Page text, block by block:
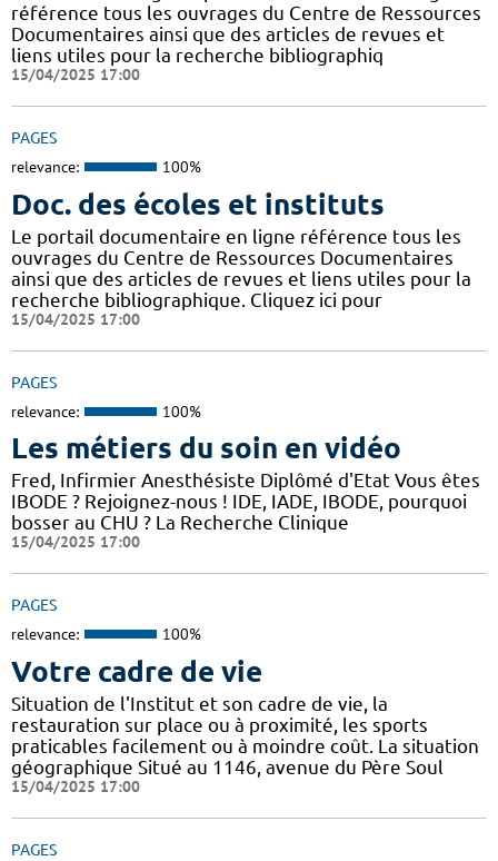
référence tous les ouvrages du Centre de Ressources
Documentaires ainsi que des articles de revues et
liens utiles pour la recherche bibliographiq
15/04/2025 17:00
PAGES
relevance: 100%
Doc. des écoles et instituts
Le portail documentaire en ligne référence tous les
ouvrages du Centre de Ressources Documentaires
ainsi que des articles de revues et liens utiles pour la
recherche bibliographique. Cliquez ici pour
15/04/2025 17:00
PAGES
relevance: 100%
Les métiers du soin en vidéo
Fred, Infirmier Anesthésiste Diplômé d'Etat Vous êtes
IBODE ? Rejoignez-nous ! IDE, IADE, IBODE, pourquoi
bosser au CHU ? La Recherche Clinique
15/04/2025 17:00
PAGES
relevance: 100%
Votre cadre de vie
Situation de l'Institut et son cadre de vie, la
restauration sur place ou à proximité, les sports
praticables facilement ou à moindre coût. La situation
géographique Situé au 1146, avenue du Père Soul
15/04/2025 17:00
PAGES